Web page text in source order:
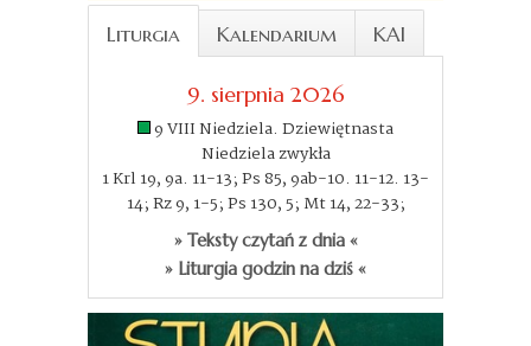
Liturgia Kalendarium KAI
9. sierpnia 2026
9 VIII Niedziela. Dziewiętnasta
Niedziela zwykła
1 Krl 19, 9a. 11-13; Ps 85, 9ab-10. 11-12. 13-
14; Rz 9, 1-5; Ps 130, 5; Mt 14, 22-33;
» Teksty czytań z dnia «
» Liturgia godzin na dziś «